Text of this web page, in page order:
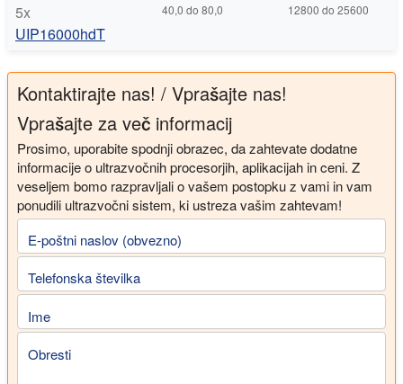
5x
UIP16000hdT
40,0 do 80,0 12800 do 25600
Kontaktirajte nas! / Vprašajte nas!
Vprašajte za več informacij
Prosimo, uporabite spodnji obrazec, da zahtevate dodatne
informacije o ultrazvočnih procesorjih, aplikacijah in ceni. Z
veseljem bomo razpravljali o vašem postopku z vami in vam
ponudili ultrazvočni sistem, ki ustreza vašim zahtevam!
E-poštni naslov (obvezno)
Telefonska številka
Ime
Obresti